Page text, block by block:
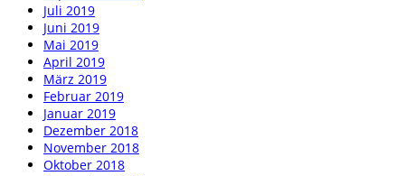
Juli 2019
Juni 2019
Mai 2019
April 2019
März 2019
Februar 2019
Januar 2019
Dezember 2018
November 2018
Oktober 2018